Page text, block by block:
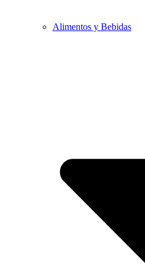
Alimentos y Bebidas